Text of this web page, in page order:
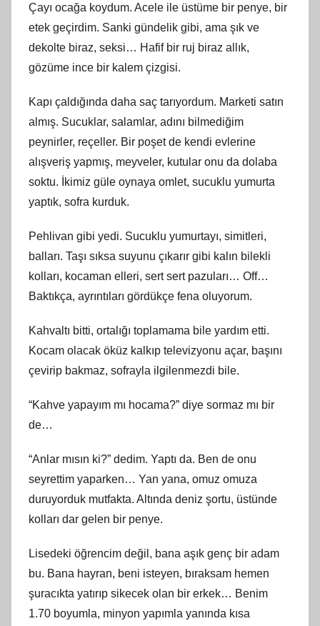
Çayı ocağa koydum. Acele ile üstüme bir penye, bir
etek geçirdim. Sanki gündelik gibi, ama şık ve
dekolte biraz, seksi… Hafif bir ruj biraz allık,
gözüme ince bir kalem çizgisi.
Kapı çaldığında daha saç tarıyordum. Marketi satın
almış. Sucuklar, salamlar, adını bilmediğim
peynirler, reçeller. Bir poşet de kendi evlerine
alışveriş yapmış, meyveler, kutular onu da dolaba
soktu. İkimiz güle oynaya omlet, sucuklu yumurta
yaptık, sofra kurduk.
Pehlivan gibi yedi. Sucuklu yumurtayı, simitleri,
balları. Taşı sıksa suyunu çıkarır gibi kalın bilekli
kolları, kocaman elleri, sert sert pazuları… Off…
Baktıkça, ayrıntıları gördükçe fena oluyorum.
Kahvaltı bitti, ortalığı toplamama bile yardım etti.
Kocam olacak öküz kalkıp televizyonu açar, başını
çevirip bakmaz, sofrayla ilgilenmezdi bile.
“Kahve yapayım mı hocama?” diye sormaz mı bir
de…
“Anlar mısın ki?” dedim. Yaptı da. Ben de onu
seyrettim yaparken… Yan yana, omuz omuza
duruyorduk mutfakta. Altında deniz şortu, üstünde
kolları dar gelen bir penye.
Lisedeki öğrencim değil, bana aşık genç bir adam
bu. Bana hayran, beni isteyen, bıraksam hemen
şuracıkta yatırıp sikecek olan bir erkek… Benim
1.70 boyumla, minyon yapımla yanında kısa